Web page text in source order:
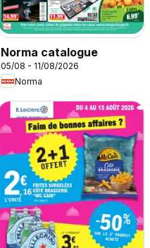
Norma catalogue
05/08 - 11/08/2026
Norma